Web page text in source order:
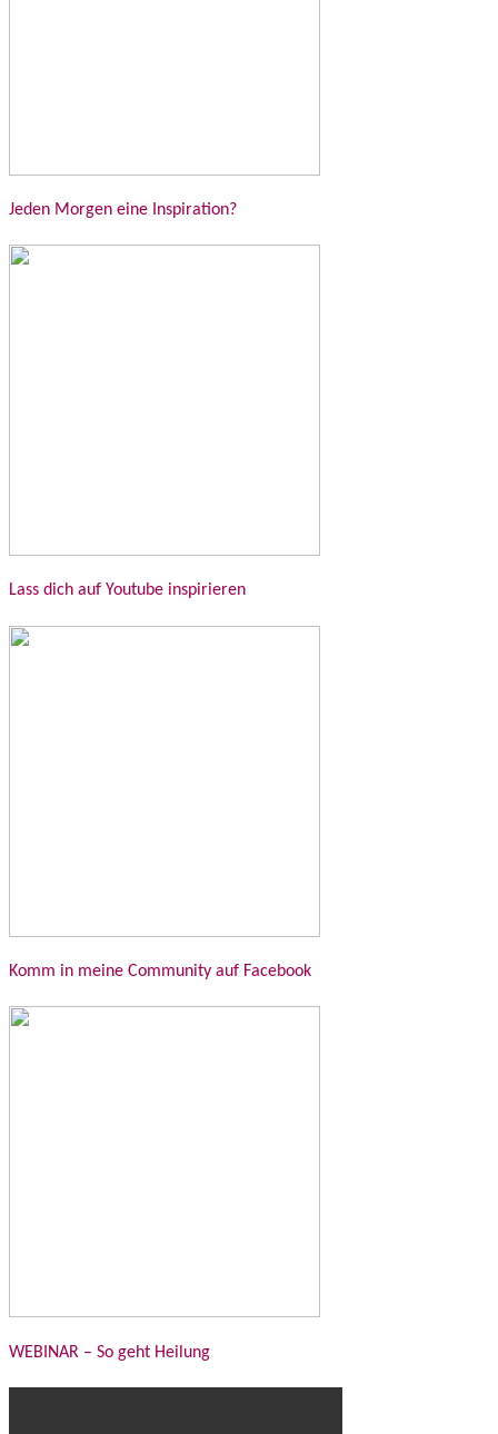
Jeden Morgen eine Inspiration?
Lass dich auf Youtube inspirieren
Komm in meine Community auf Facebook
WEBINAR – So geht Heilung